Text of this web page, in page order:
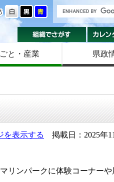
色を変える
組織で
と・産業 県政
を表示する
掲載日：2025年
リンパークに体験コーナーや